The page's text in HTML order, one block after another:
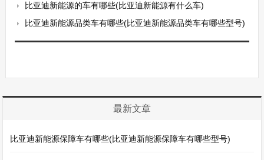
比亚迪新能源的车有哪些(比亚迪新能源有什么车)
比亚迪新能源品类车有哪些(比亚迪新能源品类车有哪些型号)
最新文章
比亚迪新能源保障车有哪些(比亚迪新能源保障车有哪些型号)